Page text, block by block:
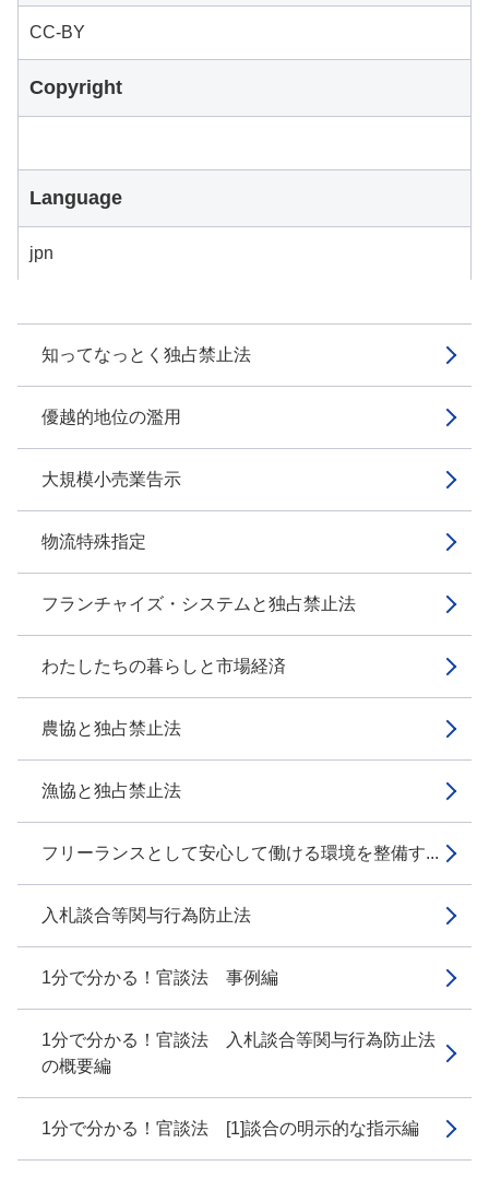
知ってなっとく独占禁止法
優越的地位の濫用
大規模小売業告示
物流特殊指定
フランチャイズ・システムと独占禁止法
わたしたちの暮らしと市場経済
農協と独占禁止法
漁協と独占禁止法
フリーランスとして安心して働ける環境を整備す...
入札談合等関与行為防止法
1分で分かる！官談法 事例編
1分で分かる！官談法 入札談合等関与行為防止法
の概要編
1分で分かる！官談法 [1]談合の明示的な指示編
CC-BY
Copyright
Language
jpn